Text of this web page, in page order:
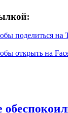
поделиться на
открыть на